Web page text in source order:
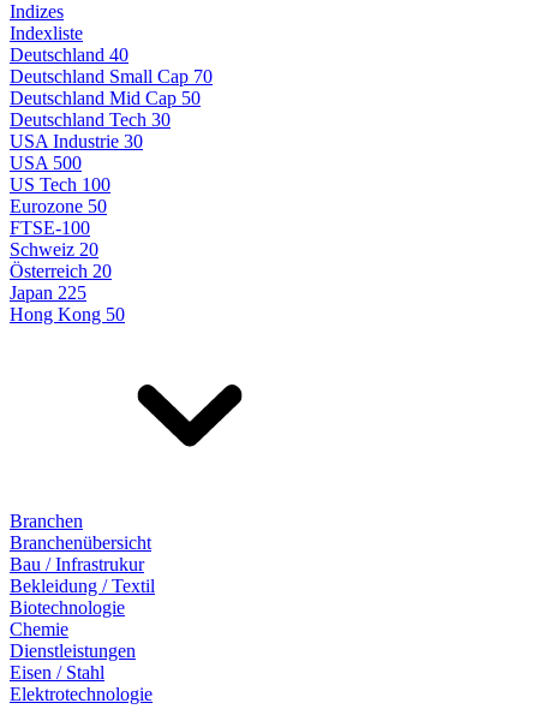
Indizes
Indexliste
Deutschland 40
Deutschland Small Cap 70
Deutschland Mid Cap 50
Deutschland Tech 30
USA Industrie 30
USA 500
US Tech 100
Eurozone 50
FTSE-100
Schweiz 20
Österreich 20
Japan 225
Hong Kong 50
Branchen
Branchenübersicht
Bau / Infrastrukur
Bekleidung / Textil
Biotechnologie
Chemie
Dienstleistungen
Eisen / Stahl
Elektrotechnologie